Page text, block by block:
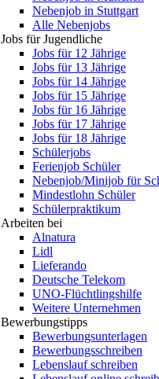
Nebenjob in Stuttgart
Alle Nebenjobs
Jobs für Jugendliche
Jobs für 12 Jährige
Jobs für 13 Jährige
Jobs für 14 Jährige
Jobs für 15 Jährige
Jobs für 16 Jährige
Jobs für 17 Jährige
Jobs für 18 Jährige
Schülerjobs
Ferienjob Schüler
Nebenjob/Minijob für
Mindestlohn Schüler
Schülerpraktikum
Arbeiten bei
Alnatura
Lidl
Lieferando
Deutsche Telekom
UNO-Flüchtlingshilfe
Weitere Unternehmen
Bewerbungstipps
Bewerbungsunterlagen
Bewerbungsschreiben
Lebenslauf schreiben